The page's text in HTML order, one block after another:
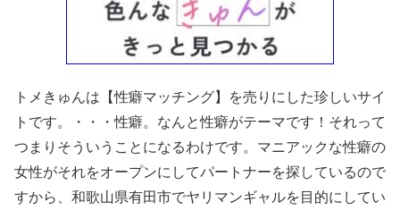
トメきゅんは【性癖マッチング】を売りにした珍しいサイ
トです。・・・性癖。なんと性癖がテーマです！それって
つまりそういうことになるわけです。マニアックな性癖の
女性がそれをオープンにしてパートナーを探しているので
すから、和歌山県有田市でヤリマンギャルを目的にしてい